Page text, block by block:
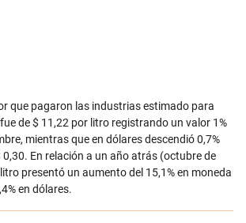
que pagaron las industrias estimado para
de $ 11,22 por litro registrando un valor 1%
mientras que en dólares descendió 0,7%
0,30. En relación a un año atrás (octubre de
presentó un aumento del 15,1% en moneda
en dólares.